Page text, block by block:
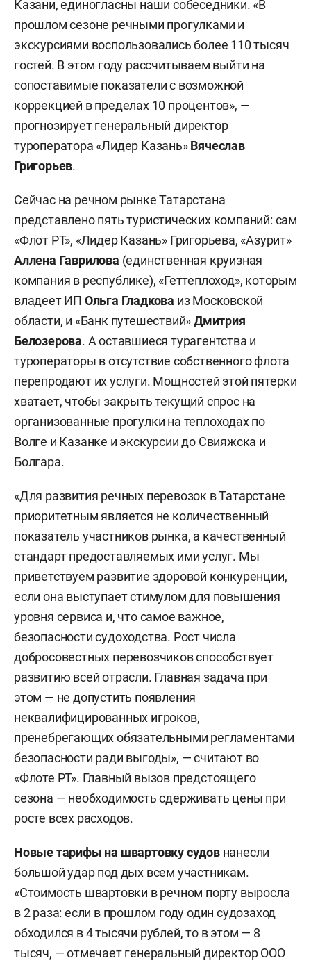
Казани, единогласны наши собеседники. «В
прошлом сезоне речными прогулками и
экскурсиями воспользовались более 110 тысяч
гостей. В этом году рассчитываем выйти на
сопоставимые показатели с возможной
коррекцией в пределах 10 процентов», —
прогнозирует генеральный директор
туроператора «Лидер Казань»Вячеслав
Григорьев.
Сейчас на речном рынке Татарстана
представлено пять туристических компаний: сам
«Флот РТ», «Лидер Казань» Григорьева, «Азурит»
Аллена Гаврилова (единственная круизная
компания в республике), «Геттеплоход», которым
владеет ИП Ольга Гладкова из Московской
области, и «Банк путешествий»Дмитрия
Белозерова. А оставшиеся турагентства и
туроператоры в отсутствие собственного флота
перепродают их услуги. Мощностей этой пятерки
хватает, чтобы закрыть текущий спрос на
организованные прогулки на теплоходах по
Волге и Казанке и экскурсии до Свияжска и
Болгара.
«Для развития речных перевозок в Татарстане
приоритетным является не количественный
показатель участников рынка, а качественный
стандарт предоставляемых ими услуг. Мы
приветствуем развитие здоровой конкуренции,
если она выступает стимулом для повышения
уровня сервиса и, что самое важное,
безопасности судоходства. Рост числа
добросовестных перевозчиков способствует
развитию всей отрасли. Главная задача при
этом — не допустить появления
неквалифицированных игроков,
пренебрегающих обязательными регламентами
безопасности ради выгоды», — считают во
«Флоте РТ». Главный вызов предстоящего
сезона — необходимость сдерживать цены при
росте всех расходов.
Новые тарифы на швартовку судовнанесли
большой удар под дых всем участникам.
«Стоимость швартовки в речном порту выросла
в 2 раза: если в прошлом году один судозаход
обходился в 4 тысячи рублей, то в этом — 8
тысяч, — отмечает генеральный директор ООО